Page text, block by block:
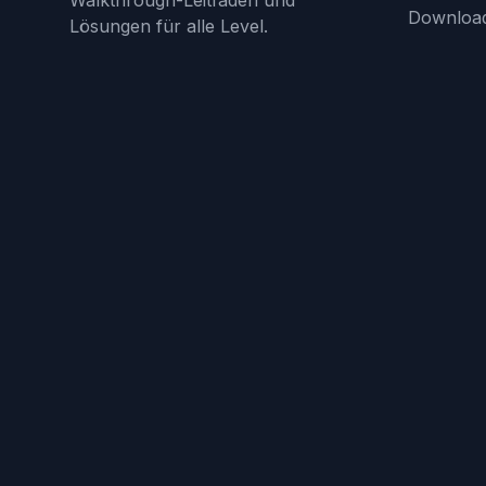
Lösungen für alle Level.